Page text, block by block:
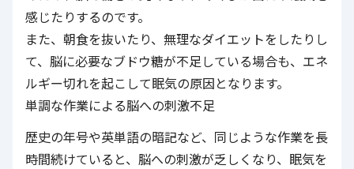
感じたりするのです。
また、朝食を抜いたり、無理なダイエットをしたりし
て、脳に必要なブドウ糖が不足している場合も、エネ
ルギー切れを起こして眠気の原因となります。
単調な作業による脳への刺激不足
歴史の年号や英単語の暗記など、同じような作業を長
時間続けていると、脳への刺激が乏しくなり、眠気を